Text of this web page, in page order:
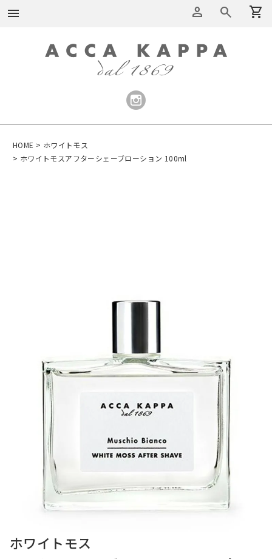
menu person search shopping_cart
HOME
ホワイトモス
ホワイトモスアフターシェーブローション 100ml
ホワイトモス